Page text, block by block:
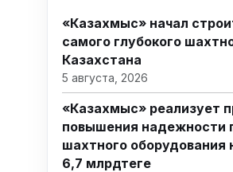
«Казахмыс» начал
самого глубокого
Казахстана
5 августа, 2026
«Казахмыс» реализует
повышения надежности
шахтного оборудования
6,7 млрдтеңге